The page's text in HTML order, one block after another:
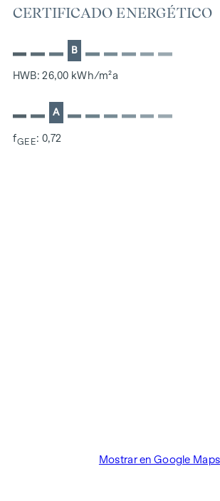
CERTIFICADO ENERGÉTICO
B
HWB: 26,00 kWh/m²a
A
fGEE: 0,72
Mostrar en Google Maps